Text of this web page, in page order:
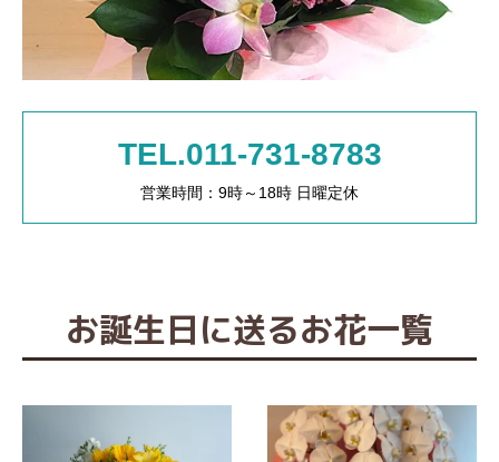
TEL.011-731-8783
営業時間：9時～18時 日曜定休
お誕生日に送るお花一覧